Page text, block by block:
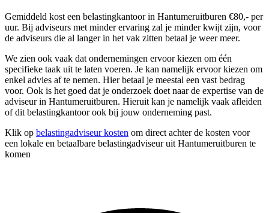
Gemiddeld kost een belastingkantoor in Hantumeruitburen €80,- per
uur. Bij adviseurs met minder ervaring zal je minder kwijt zijn, voor
de adviseurs die al langer in het vak zitten betaal je weer meer.
We zien ook vaak dat ondernemingen ervoor kiezen om één
specifieke taak uit te laten voeren. Je kan namelijk ervoor kiezen om
enkel advies af te nemen. Hier betaal je meestal een vast bedrag
voor. Ook is het goed dat je onderzoek doet naar de expertise van de
adviseur in Hantumeruitburen. Hieruit kan je namelijk vaak afleiden
of dit belastingkantoor ook bij jouw onderneming past.
Klik op belastingadviseur kosten om direct achter de kosten voor
een lokale en betaalbare belastingadviseur uit Hantumeruitburen te
komen